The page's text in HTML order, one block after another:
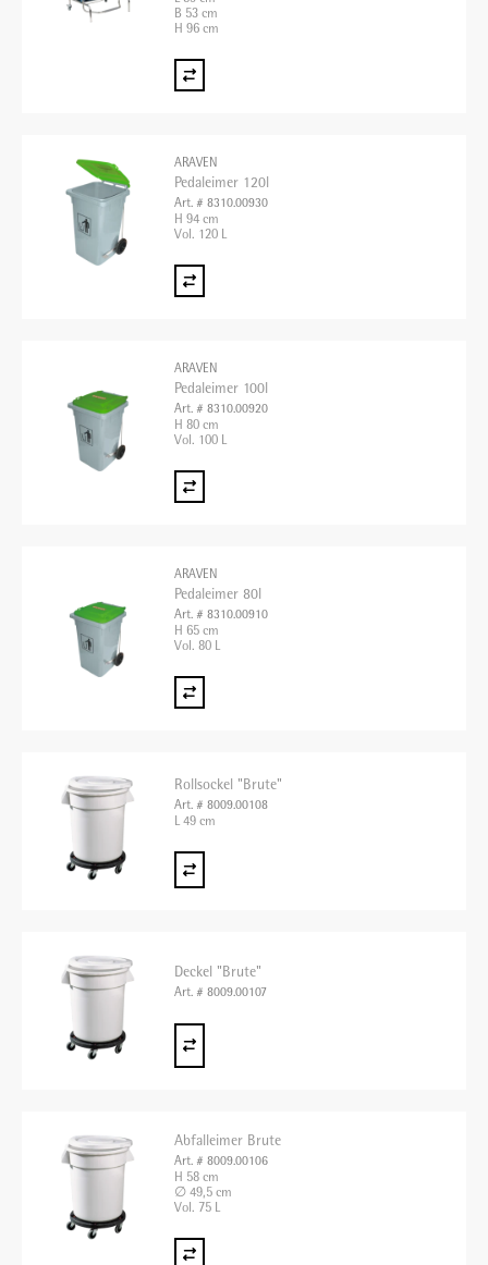
B 53 cm
H 96 cm
ARAVEN
Pedaleimer 120l
Art. # 8310.00930
H 94 cm
Vol. 120 L
ARAVEN
Pedaleimer 100l
Art. # 8310.00920
H 80 cm
Vol. 100 L
ARAVEN
Pedaleimer 80l
Art. # 8310.00910
H 65 cm
Vol. 80 L
Rollsockel "Brute"
Art. # 8009.00108
L 49 cm
Deckel "Brute"
Art. # 8009.00107
Abfalleimer Brute
Art. # 8009.00106
H 58 cm
∅ 49,5 cm
Vol. 75 L